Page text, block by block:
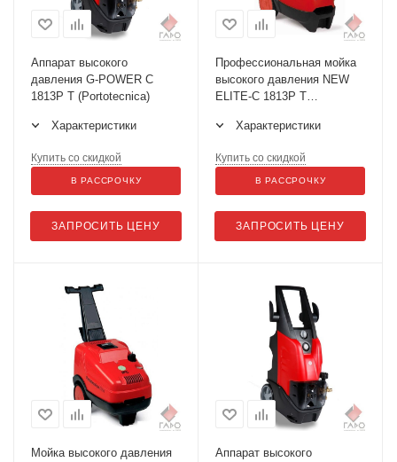
Аппарат высокого
давления G-POWER C
1813P T (Portotecnica)
Характеристики
ЗАПРОСИТЬ ЦЕНУ
Купить со скидкой
В РАССРОЧКУ
Профессиональная мойка
высокого давления NEW
ELITE-C 1813P T
Характеристики
ЗАПРОСИТЬ ЦЕНУ
Купить со скидкой
В РАССРОЧКУ
Мойка высокого давления
Аппарат высокого